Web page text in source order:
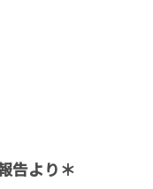
告より＊